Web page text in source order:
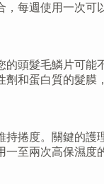
每週使用一次可
頭髮毛鱗片可
和蛋白質的髮
持捲度。關鍵的
至兩次高保濕